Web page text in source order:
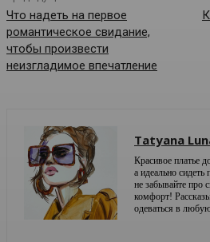
Что надеть на первое
романтическое свидание,
чтобы произвести
неизгладимое впечатление
Tatyana
Красивое платье
а идеально
не забывайте про
комфорт!
одеваться в